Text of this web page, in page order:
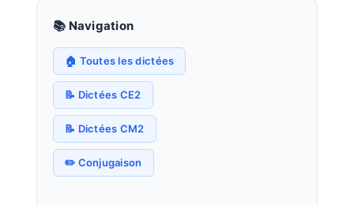
📚 Navigation
🏠 Toutes les dictées
📝 Dictées CE2
📝 Dictées CM2
✏️ Conjugaison